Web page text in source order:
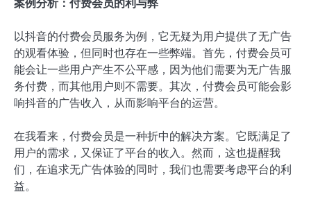
以抖音的付费会员服务为例，它无疑为用户提供了无广告
的观看体验，但同时也存在一些弊端。首先，付费会员可
能会让一些用户产生不公平感，因为他们需要为无广告服
务付费，而其他用户则不需要。其次，付费会员可能会影
响抖音的广告收入，从而影响平台的运营。
在我看来，付费会员是一种折中的解决方案。它既满足了
用户的需求，又保证了平台的收入。然而，这也提醒我
们，在追求无广告体验的同时，我们也需要考虑平台的利
益。